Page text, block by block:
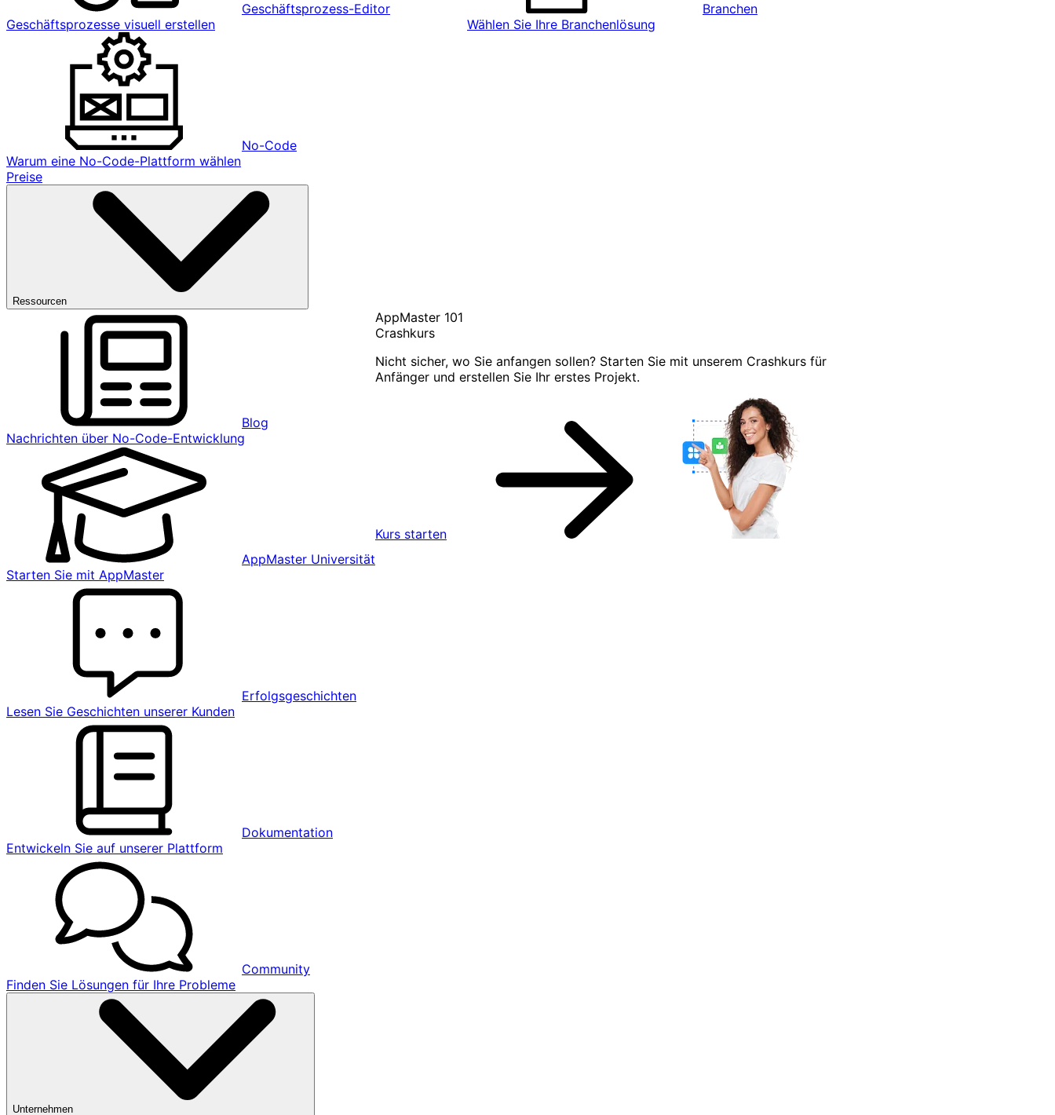
Geschäftsprozess-Editor
Geschäftsprozesse visuell erstellen
Branchen
Wählen Sie Ihre Branchenlösung
No-Code
Warum eine No-Code-Plattform wählen
Preise
Ressourcen
Blog
Nachrichten über No-Code-Entwicklung
AppMaster Universität
Starten Sie mit AppMaster
Erfolgsgeschichten
Lesen Sie Geschichten unserer Kunden
Dokumentation
Entwickeln Sie auf unserer Plattform
Community
Finden Sie Lösungen für Ihre Probleme
AppMaster 101
Crashkurs
Nicht sicher, wo Sie anfangen sollen? Starten Sie mit unserem Crashkurs für
Anfänger und erstellen Sie Ihr erstes Projekt.
Kurs starten
Unternehmen